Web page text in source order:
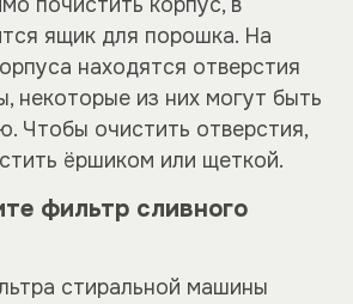
ящик для порошка. На
находятся отверстия
некоторые из них могут быть
Чтобы очистить отверстия,
ёршиком или щеткой.
фильтр сливного
стиральной машины